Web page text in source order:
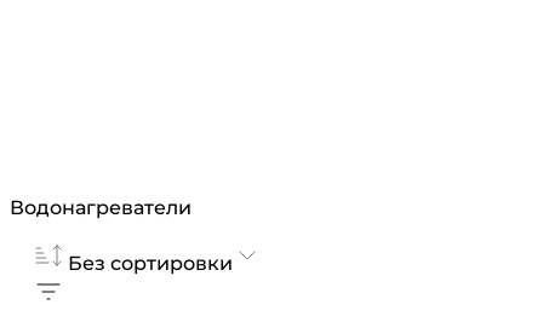
Водонагреватели
Без сортировки